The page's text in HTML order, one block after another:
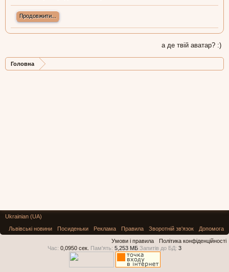
Продовжити...
а де твій аватар? :)
Головна
Ukrainian (UA)
Львівські новини
Посиденьки Реклама Правила Зворотній зв'язок
Допомога
Умови і правила
Політика конфіденційності
Час: 0,0950 сек. Пам'ять: 5,253 МБ Запитів до БД: 3